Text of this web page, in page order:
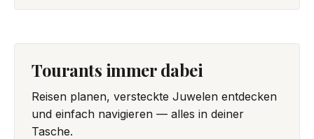
Tourants immer dabei
Reisen planen, versteckte Juwelen entdecken
und einfach navigieren — alles in deiner
Tasche.